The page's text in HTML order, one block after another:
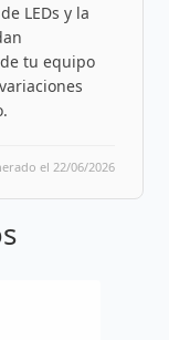
LEDs y la
tu equipo
el 22/06/2026